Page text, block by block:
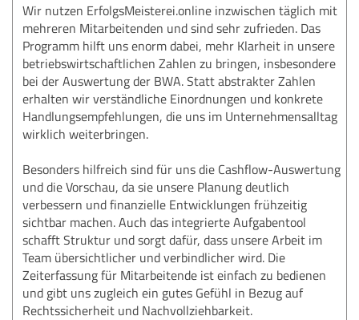
Wir nutzen ErfolgsMeisterei.online inzwischen täglich mit
mehreren Mitarbeitenden und sind sehr zufrieden. Das
Programm hilft uns enorm dabei, mehr Klarheit in unsere
betriebswirtschaftlichen Zahlen zu bringen, insbesondere
bei der Auswertung der BWA. Statt abstrakter Zahlen
erhalten wir verständliche Einordnungen und konkrete
Handlungsempfehlungen, die uns im Unternehmensalltag
wirklich weiterbringen.
Besonders hilfreich sind für uns die Cashflow-Auswertung
und die Vorschau, da sie unsere Planung deutlich
verbessern und finanzielle Entwicklungen frühzeitig
sichtbar machen. Auch das integrierte Aufgabentool
schafft Struktur und sorgt dafür, dass unsere Arbeit im
Team übersichtlicher und verbindlicher wird. Die
Zeiterfassung für Mitarbeitende ist einfach zu bedienen
und gibt uns zugleich ein gutes Gefühl in Bezug auf
Rechtssicherheit und Nachvollziehbarkeit.